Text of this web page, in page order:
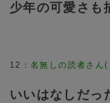
少年の可愛さ
12 ：名無しの読者さん
いいはなしだっ